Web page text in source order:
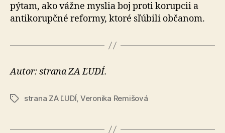
pýtam, ako vážne myslia boj proti korupcii a
antikorupčné reformy, ktoré sľúbili občanom.
Autor: strana ZA ĽUDÍ.
Značkystrana ZA ĽUDÍ, Veronika Remišová